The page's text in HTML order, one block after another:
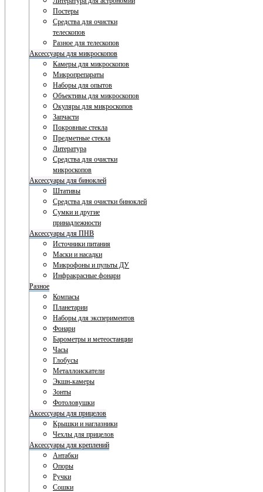
Постеры
Средства для очистки
телескопов
Разное для телескопов
Аксессуары для микроскопов
Камеры для микроскопов
Микропрепараты
Наборы для опытов
Объективы для микроскопов
Окуляры для микроскопов
Запчасти
Покровные стекла
Предметные стекла
Литература
Средства для очистки
микроскопов
Аксессуары для биноклей
Штативы
Средства для очистки биноклей
Сумки и другие
принадлежности
Аксессуары для ПНВ
Источники питания
Маски и насадки
Микрофоны и пульты ДУ
Инфракрасные фонари
Разное
Компасы
Планетарии
Наборы для экспериментов
Фонари
Барометры и метеостанции
Часы
Глобусы
Металлоискатели
Экшн-камеры
Зонты
Фотоловушки
Аксессуары для прицелов
Крышки и наглазники
Чехлы для прицелов
Аксессуары для креплений
Антабки
Опоры
Ручки
Сошки